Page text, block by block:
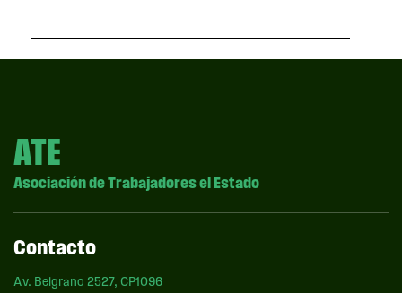
ATE
Asociación de Trabajadores el Estado
Contacto
Av. Belgrano 2527, CP1096